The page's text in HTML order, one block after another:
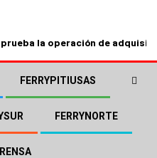
la operación de
FERRYPITIUSAS
FERRYNORTE